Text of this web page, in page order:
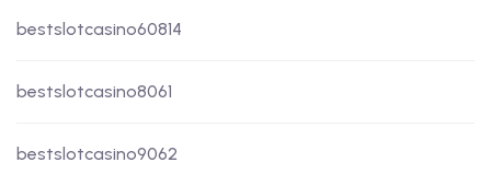
bestslotcasino60814
bestslotcasino8061
bestslotcasino9062